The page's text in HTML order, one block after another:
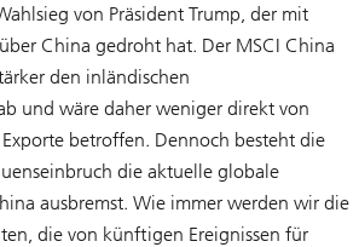
von Präsident Trump, der mit
China gedroht hat. Der MSCI China
den inländischen
und wäre daher weniger direkt von
betroffen. Dennoch besteht die
die aktuelle globale
ausbremst. Wie immer werden wir die
die von künftigen Ereignissen für